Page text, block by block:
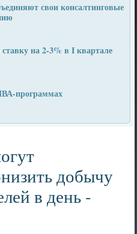
свои консалтинговые
на 2-3% в I квартале
программах
добычу
в день -